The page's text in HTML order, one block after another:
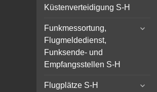
Küstenverteidigung S-H
Funkmessortung,
Flugmeldedienst,
Funksende- und
Empfangsstellen S-H
Flugplätze S-H